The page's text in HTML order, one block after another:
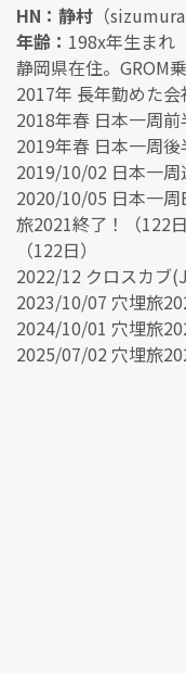
HN：静村 （sizumura
年齢： 198x年生まれ
静岡県在住。GROM
2017年 長年勤めた会
2018年春 日本一周前
2019年春 日本一周後
2019/10/02 日本一周
2020/10/05 日本一
旅2021終了！（122
（122日）
2022/12 クロスカブ
2023/10/07 穴埋旅
2024/10/01 穴埋旅
2025/07/02 穴埋旅